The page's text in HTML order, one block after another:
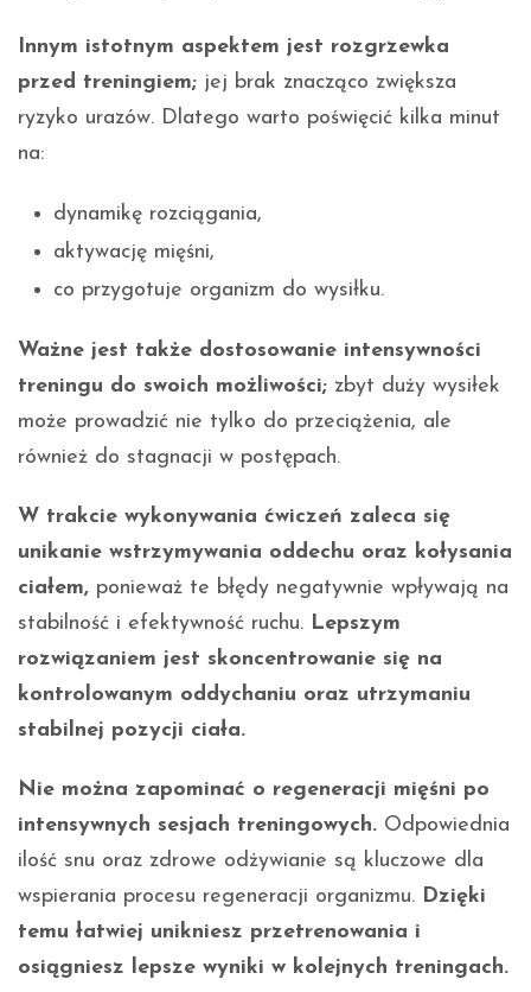
Innym istotnym aspektem jest rozgrzewka
przed treningiem; jej brak znacząco zwiększa
ryzyko urazów. Dlatego warto poświęcić kilka minut
na:
dynamikę rozciągania,
aktywację mięśni,
co przygotuje organizm do wysiłku.
Ważne jest także dostosowanie intensywności
treningu do swoich możliwości; zbyt duży wysiłek
może prowadzić nie tylko do przeciążenia, ale
również do stagnacji w postępach.
W trakcie wykonywania ćwiczeń zaleca się
unikanie wstrzymywania oddechu oraz kołysania
ciałem, ponieważ te błędy negatywnie wpływają na
stabilność i efektywność ruchu. Lepszym
rozwiązaniem jest skoncentrowanie się na
kontrolowanym oddychaniu oraz utrzymaniu
stabilnej pozycji ciała.
Nie można zapominać o regeneracji mięśni po
intensywnych sesjach treningowych. Odpowiednia
ilość snu oraz zdrowe odżywianie są kluczowe dla
wspierania procesu regeneracji organizmu. Dzięki
temu łatwiej unikniesz przetrenowania i
osiągniesz lepsze wyniki w kolejnych treningach.